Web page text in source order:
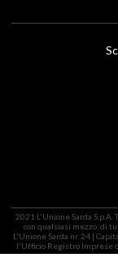
2021 L'Unione Sarda
con qualsiasi mezzo, di
L'Unione Sarda nr. 24 |
l'Ufficio Registro Imprese